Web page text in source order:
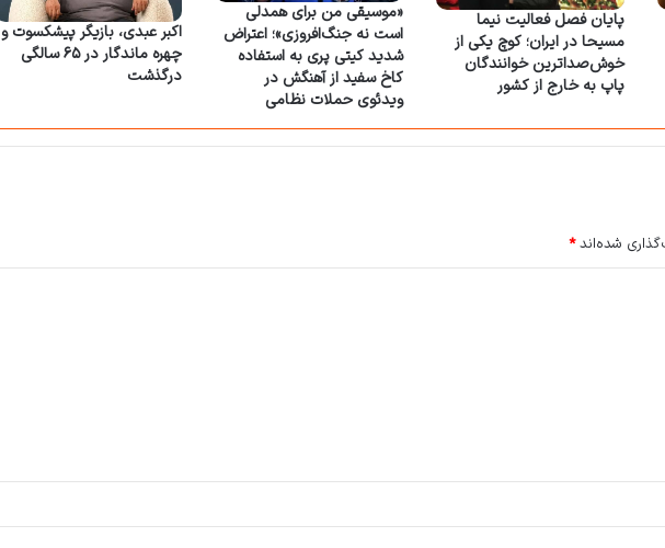
پایان فصل فعالیت نیما
مسیحا در ایران؛ کوچ یکی از
خوش‌صداترین خوانندگان
پاپ به خارج از کشور
«موسیقی من برای همدلی
است نه جنگ‌افروزی»؛ اعتراض
شدید کیتی پری به استفاده
کاخ سفید از آهنگش در
ویدئوی حملات نظامی
اکبر عبدی، بازیگر پیشکسوت و
چهره ماندگار در ۶۵ سالگی
درگذشت
شده‌اند*